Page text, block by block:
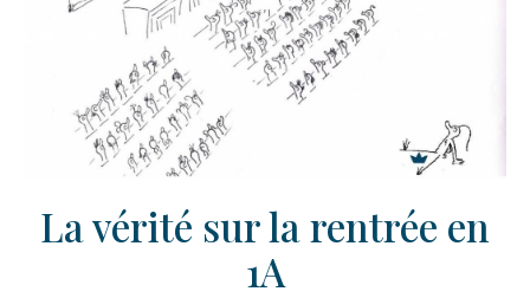
La vérité sur la rentrée en
1A